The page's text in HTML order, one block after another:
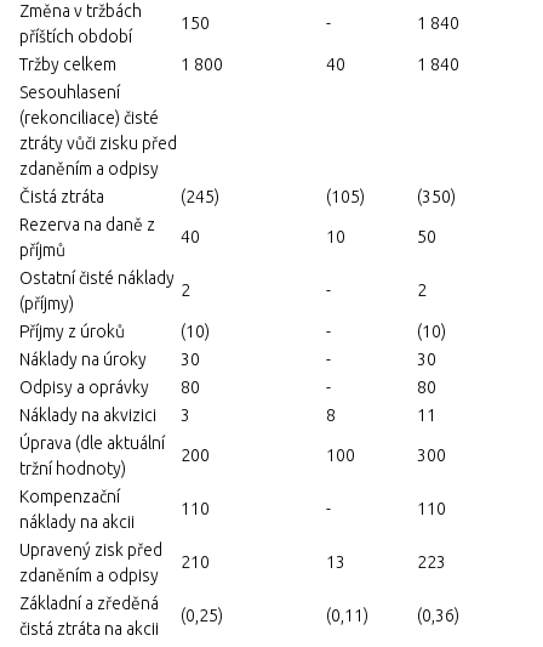
Změna v tržbách
příštích období
150 - 1 840
Tržby celkem 1 800 40
1 840
Sesouhlasení
(rekonciliace) čisté
ztráty vůči zisku před
zdaněním a odpisy
Čistá ztráta
(245) (105)
(350)
Rezerva na daně z
příjmů
40 10 50
Ostatní čisté náklady
(příjmy)
2 - 2
Příjmy z úroků (10) -
(10)
Náklady na úroky
30 -
30
Odpisy a oprávky
80 -
80
Náklady na akvizici
3 8
11
Úprava (dle aktuální
tržní hodnoty)
200 100 300
Kompenzační
náklady na akcii
110 - 110
Upravený zisk před
zdaněním a odpisy
210 13 223
Základní a zředěná
čistá ztráta na akcii
(0,25) (0,11) (0,36)